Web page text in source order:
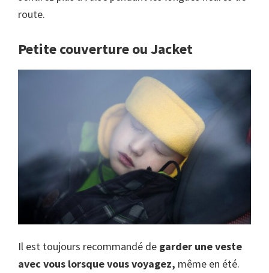
route.
Petite couverture ou Jacket
Il est toujours recommandé de garder une veste
avec vous lorsque vous voyagez, même en été.